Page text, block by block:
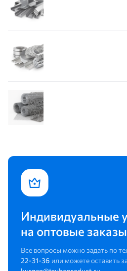
Индивидуальные
на оптовые заказы
Все вопросы можно задать по
22-31-36 или можете оставить